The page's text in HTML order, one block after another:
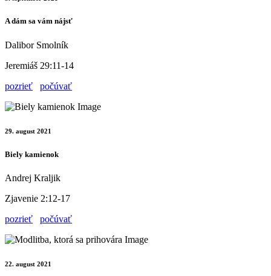
A dám sa vám nájsť
Dalibor Smolník
Jeremiáš 29:11-14
pozrieť
počúvať
29. august 2021
Biely kamienok
Andrej Kraljik
Zjavenie 2:12-17
pozrieť
počúvať
22. august 2021